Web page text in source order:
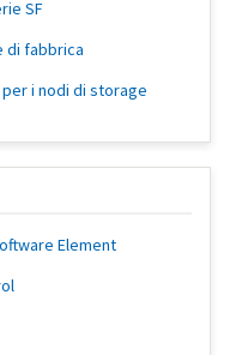
SF
di fabbrica
i nodi di storage
Element